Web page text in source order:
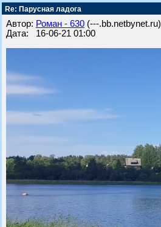
Re: Парусная ладога
Автор: Роман - 630 (---.bb.netbynet.ru)
Дата: 16-06-21 01:00